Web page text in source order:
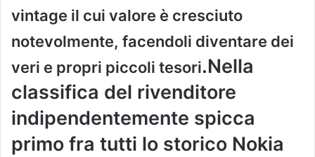
vintage il cui valore è cresciuto
notevolmente, facendoli diventare dei
veri e propri piccoli tesori.Nella
classifica del rivenditore
indipendentemente spicca
primo fra tutti lo storico Nokia